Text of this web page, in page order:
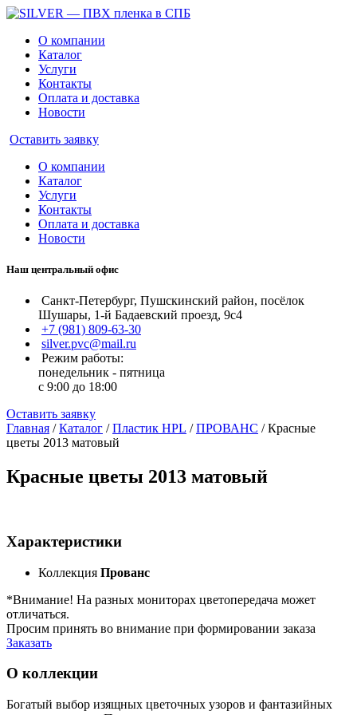
О компании
Каталог
Услуги
Контакты
Оплата и доставка
Новости
Оставить заявку
О компании
Каталог
Услуги
Контакты
Оплата и доставка
Новости
Наш центральный офис
Санкт-Петербург, Пушскинский район, посёлок
Шушары, 1-й Бадаевский проезд, 9с4
+7 (981) 809-63-30
silver.pvc@mail.ru
Режим работы:
понедельник - пятница
с 9:00 до 18:00
Оставить заявку
Главная /Каталог /Пластик HPL /ПРОВАНС /Красные
цветы 2013 матовый
Красные цветы 2013 матовый
Характеристики
Коллекция Прованс
*Внимание! На разных мониторах цветопередача может
отличаться.
Просим принять во внимание при формировании заказа
Заказать
О коллекции
Богатый выбор изящных цветочных узоров и фантазийных